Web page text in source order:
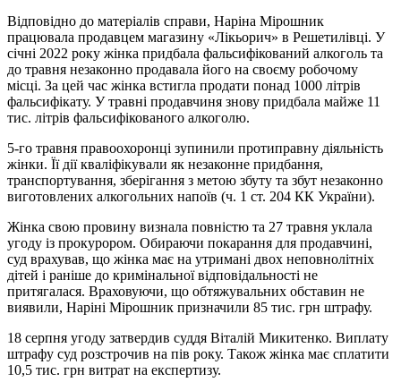
Відповідно до матеріалів справи, Наріна Мірошник
працювала продавцем магазину «Лікьорич» в Решетилівці. У
січні 2022 року жінка придбала фальсифікований алкоголь та
до травня незаконно продавала його на своєму робочому
місці. За цей час жінка встигла продати понад 1000 літрів
фальсифікату. У травні продавчиня знову придбала майже 11
тис. літрів фальсифікованого алкоголю.
5-го травня правоохоронці зупинили протиправну діяльність
жінки. Її дії кваліфікували як незаконне придбання,
транспортування, зберігання з метою збуту та збут незаконно
виготовлених алкогольних напоїв (ч. 1 ст. 204 КК України).
Жінка свою провину визнала повністю та 27 травня уклала
угоду із прокурором. Обираючи покарання для продавчині,
суд врахував, що жінка має на утримані двох неповнолітніх
дітей і раніше до кримінальної відповідальності не
притягалася. Враховуючи, що обтяжувальних обставин не
виявили, Наріні Мірошник призначили 85 тис. грн штрафу.
18 серпня угоду затвердив суддя Віталій Микитенко. Виплату
штрафу суд розстрочив на пів року. Також жінка має сплатити
10,5 тис. грн витрат на експертизу.